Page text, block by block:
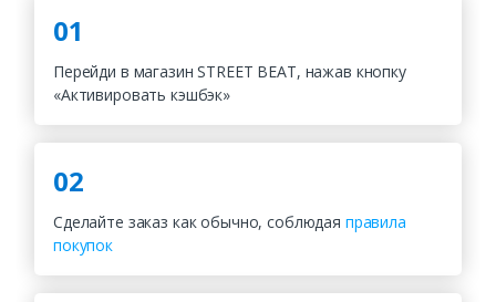
01
Перейди в магазин STREET BEAT, нажав кнопку
«Активировать кэшбэк»
02
Сделайте заказ как обычно, соблюдая правила
покупок